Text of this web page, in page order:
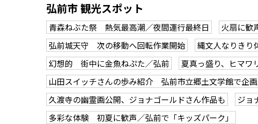
弘前市 観光スポット
青森ねぶた祭 熱気最高潮／夜間運行最終日
火扇に歓
弘前城天守 次の移動へ回転作業開始
縄文人なりきり
幻想的 街中に金魚ねぷた／弘前
夏真っ盛り、ヒマワ
山田スイッチさんの歩み紹介 弘前市立郷土文学館で企
久渡寺の幽霊画公開、ジョナゴールドさん作品も
ジョ
多彩な体験 初夏に歓声／弘前で「キッズパーク」